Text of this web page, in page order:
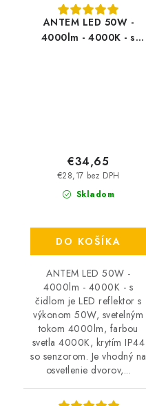
ANTEM LED 50W -
4000lm - 4000K - s
Skladom
€28,17 bez DPH
€34,65
DO KOŠÍKA
ANTEM LED 50W -
4000lm - 4000K - s
čidlom je LED reflektor s
výkonom 50W, svetelným
tokom 4000lm, farbou
svetla 4000K, krytím IP44
so senzorom. Je vhodný na
osvetlenie dvorov,...